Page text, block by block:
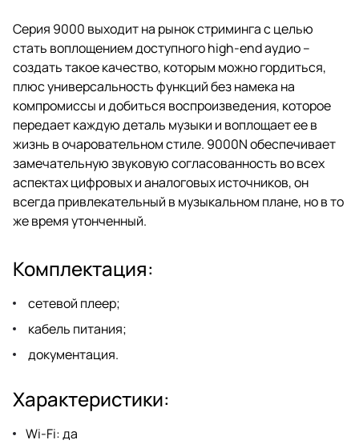
Серия 9000 выходит на рынок стриминга с целью
стать воплощением доступного high-end аудио –
создать такое качество, которым можно гордиться,
плюс универсальность функций без намека на
компромиссы и добиться воспроизведения, которое
передает каждую деталь музыки и воплощает ее в
жизнь в очаровательном стиле. 9000N обеспечивает
замечательную звуковую согласованность во всех
аспектах цифровых и аналоговых источников, он
всегда привлекательный в музыкальном плане, но в то
же время утонченный.
Комплектация:
сетевой плеер;
кабель питания;
документация.
Характеристики:
Wi-Fi: да